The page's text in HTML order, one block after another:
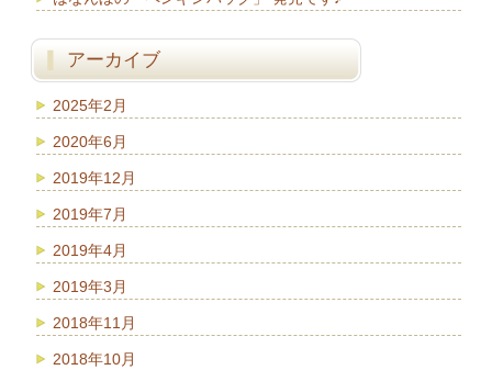
アーカイブ
2025年2月
2020年6月
2019年12月
2019年7月
2019年4月
2019年3月
2018年11月
2018年10月